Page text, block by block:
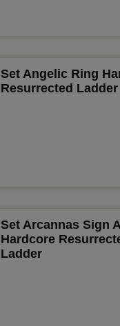
Set Angelic Ring
Resurrected Ladder
Set Arcannas Sign
Hardcore
Ladder